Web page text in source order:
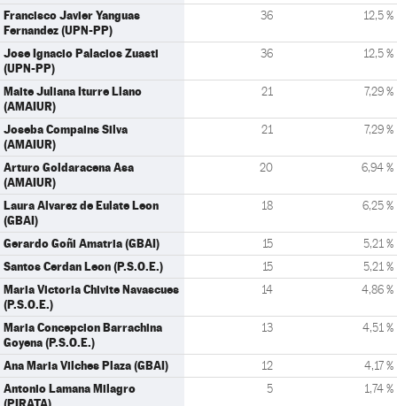
Francisco Javier Yanguas
Fernandez (UPN-PP)
36 12,5 %
Jose Ignacio Palacios Zuasti
(UPN-PP)
36 12,5 %
Maite Juliana Iturre Llano
(AMAIUR)
21 7,29 %
Joseba Compains Silva
(AMAIUR)
21 7,29 %
Arturo Goldaracena Asa
(AMAIUR)
20 6,94 %
Laura Alvarez de Eulate Leon
(GBAI)
18 6,25 %
Gerardo Goñi Amatria (GBAI) 15 5,21 %
Santos Cerdan Leon (P.S.O.E.) 15 5,21 %
Maria Victoria Chivite Navascues
(P.S.O.E.)
14 4,86 %
Maria Concepcion Barrachina
Goyena (P.S.O.E.)
13 4,51 %
Ana Maria Vilches Plaza (GBAI) 12 4,17 %
Antonio Lamana Milagro
5 1,74 %